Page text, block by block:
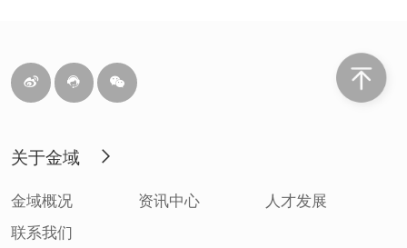
关于金域
金域概况 资讯中心
人才发展
联系我们